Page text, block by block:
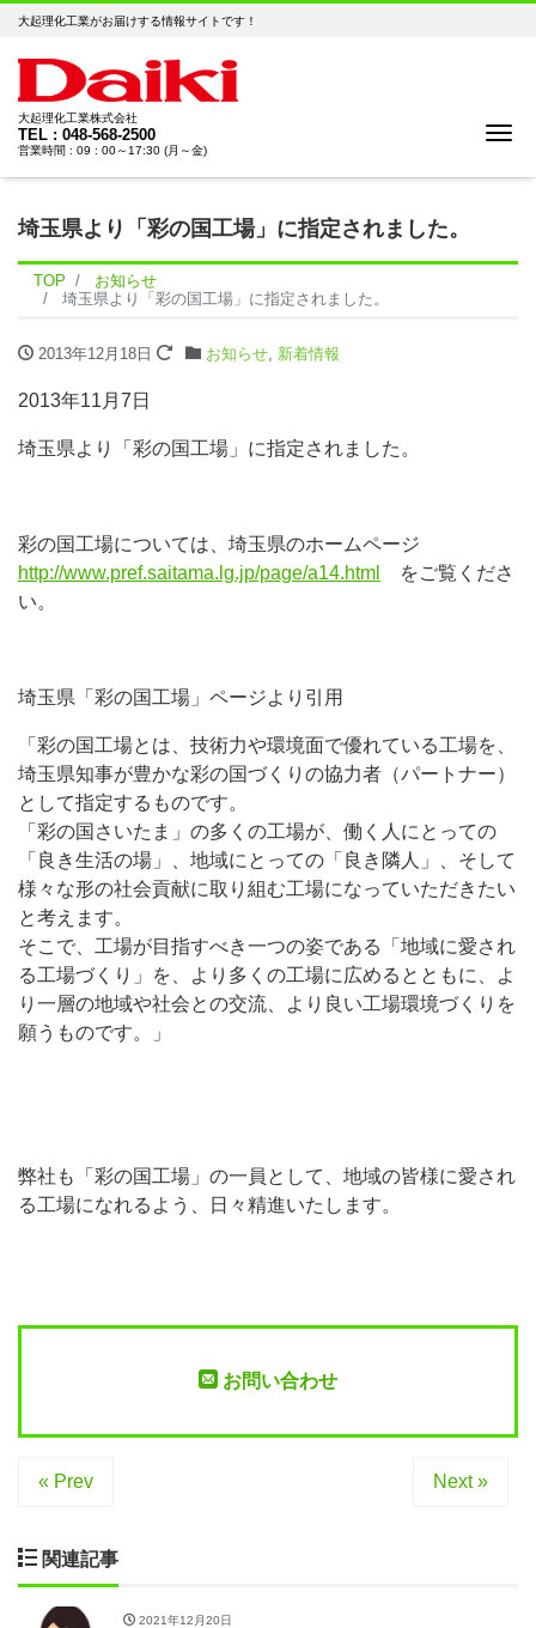
大起理化工業がお届けする情報サイトです！
大起理化工業株式会社
TEL : 048-568-2500
営業時間 : 09 : 00～17:30 (月～金)
埼玉県より「彩の国工場」に指定されました。
TOP
お知らせ
埼玉県より「彩の国工場」に指定されました。
2013年12月18日 お知らせ, 新着情報
2013年11月7日
埼玉県より「彩の国工場」に指定されました。
彩の国工場については、埼玉県のホームページ
http://www.pref.saitama.lg.jp/page/a14.html
をご覧くださ
い。
埼玉県「彩の国工場」ページより引用
「彩の国工場とは、技術力や環境面で優れている工場を、
埼玉県知事が豊かな彩の国づくりの協力者（パートナー）
として指定するものです。
「彩の国さいたま」の多くの工場が、働く人にとっての
「良き生活の場」、地域にとっての「良き隣人」、そして
様々な形の社会貢献に取り組む工場になっていただきたい
と考えます。
そこで、工場が目指すべき一つの姿である「地域に愛され
る工場づくり」を、より多くの工場に広めるとともに、よ
り一層の地域や社会との交流、より良い工場環境づくりを
願うものです。」
弊社も「彩の国工場」の一員として、地域の皆様に愛され
る工場になれるよう、日々精進いたします。
お問い合わせ
« Prev Next »
関連記事
2021年12月20日